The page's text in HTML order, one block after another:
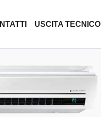
USCITA TECNICO